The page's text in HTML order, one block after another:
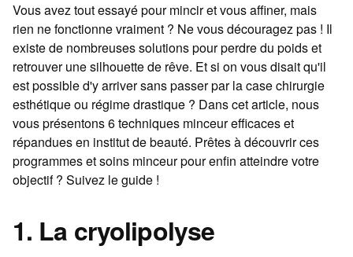
Vous avez tout essayé pour mincir et vous affiner, mais
rien ne fonctionne vraiment ? Ne vous découragez pas ! Il
existe de nombreuses solutions pour perdre du poids et
retrouver une silhouette de rêve. Et si on vous disait qu'il
est possible d'y arriver sans passer par la case chirurgie
esthétique ou régime drastique ? Dans cet article, nous
vous présentons 6 techniques minceur efficaces et
répandues en institut de beauté. Prêtes à découvrir ces
programmes et soins minceur pour enfin atteindre votre
objectif ? Suivez le guide !
1. La cryolipolyse